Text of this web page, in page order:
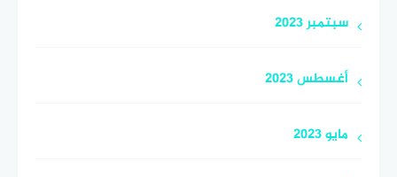
سبتمبر 2023
أغسطس 2023
مايو 2023